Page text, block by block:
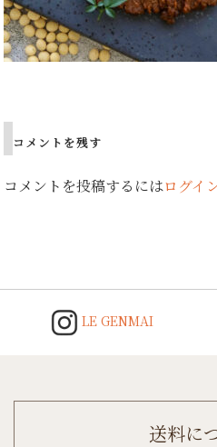
コメントを残す
コメントを投稿するにはログイ
LE GENMAI
送料に